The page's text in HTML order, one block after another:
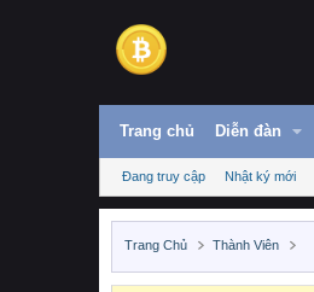
Trang chủ Diễn đàn
Đang truy cập Nhật ký mới
Trang Chủ Thành Viên